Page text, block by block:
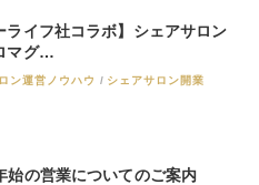
ライフ社コラボ】シェアサロン
マグ…
ン運営ノウハウ シェアサロン開業
始の営業についてのご案内